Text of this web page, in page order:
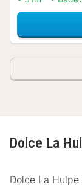
Dolce La
Dolce La